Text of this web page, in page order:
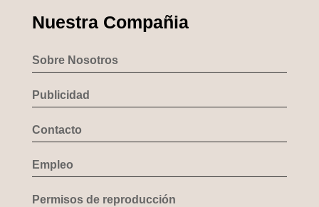
Nuestra Compañia
Sobre Nosotros
Publicidad
Contacto
Empleo
Permisos de reproducción